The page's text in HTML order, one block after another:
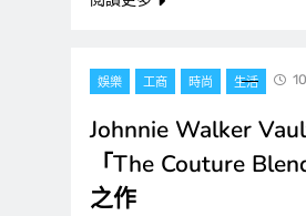
娛樂 工商 時尚 生活
Johnnie Walker
「The Couture
之作